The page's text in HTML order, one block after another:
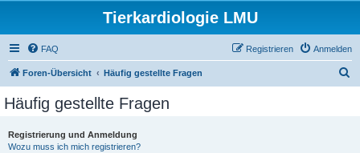
Tierkardiologie LMU
FAQ Anmelden
Registrieren
Foren-Übersicht Häufig gestellte Fragen
Häufig gestellte Fragen
Registrierung und Anmeldung
Wozu muss ich mich registrieren?